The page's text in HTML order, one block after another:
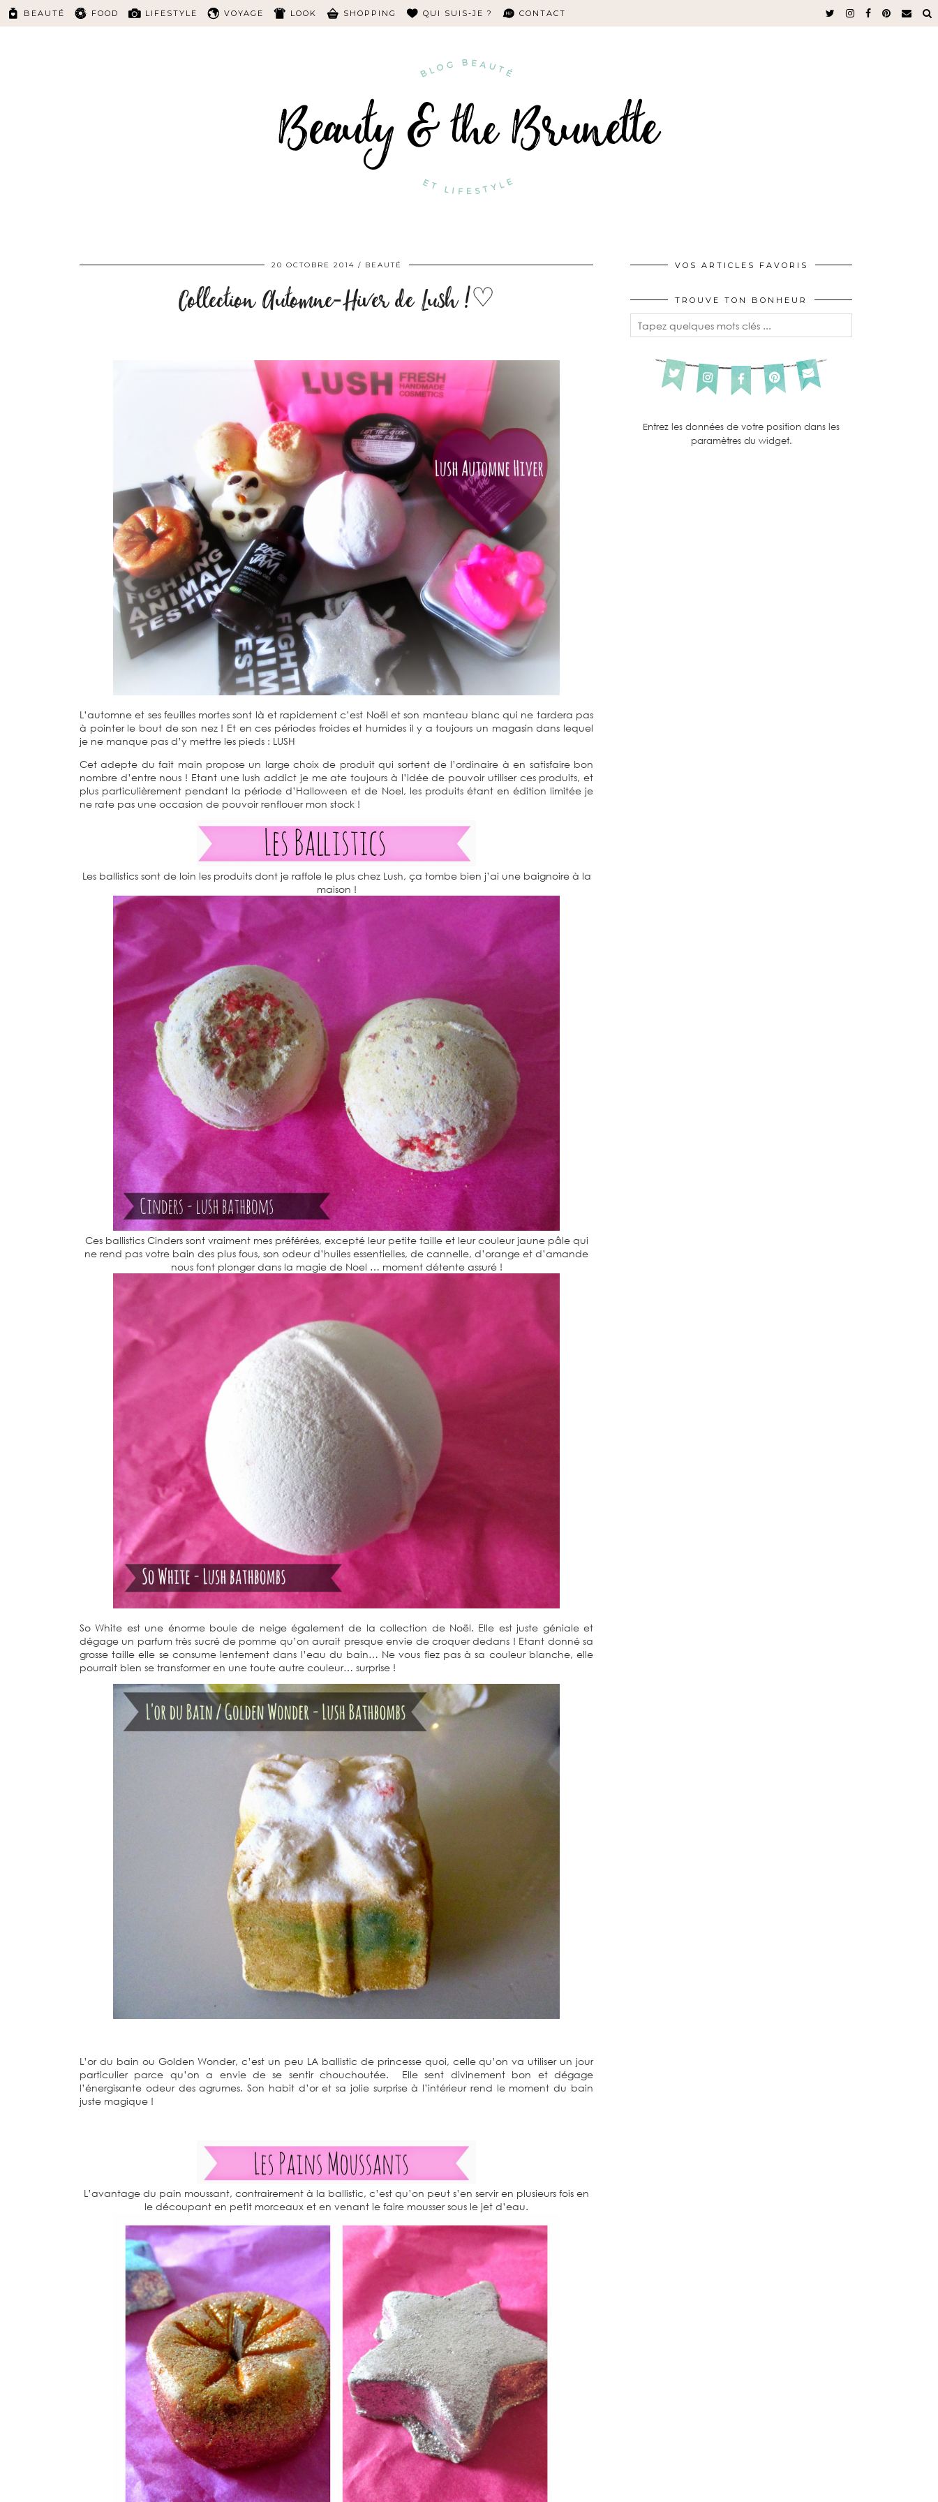
BEAUTÉ FOOD LIFESTYLE VOYAGE LOOK SHOPPING QUI SUIS-JE ? CONTACT
20 OCTOBRE 2014 BEAUTÉ
Collection Automne-Hiver de Lush !♡
L’automne et ses feuilles mortes sont là et rapidement c’est Noël et son manteau blanc qui ne tardera pas
à pointer le bout de son nez ! Et en ces périodes froides et humides il y a toujours un magasin dans lequel
je ne manque pas d’y mettre les pieds : LUSH
Cet adepte du fait main propose un large choix de produit qui sortent de l’ordinaire à en satisfaire bon
nombre d’entre nous ! Etant une lush addict je me ate toujours à l’idée de pouvoir utiliser ces produits, et
plus particulièrement pendant la période d’Halloween et de Noel, les produits étant en édition limitée je
ne rate pas une occasion de pouvoir renflouer mon stock !
Les ballistics sont de loin les produits dont je raffole le plus chez Lush, ça tombe bien j’ai une baignoire à la
maison !
Ces ballistics Cinders sont vraiment mes préférées, excepté leur petite taille et leur couleur jaune pâle qui
ne rend pas votre bain des plus fous, son odeur d’huiles essentielles, de cannelle, d’orange et d’amande
nous font plonger dans la magie de Noel … moment détente assuré !
So White est une énorme boule de neige également de la collection de Noël. Elle est juste géniale et
dégage un parfum très sucré de pomme qu’on aurait presque envie de croquer dedans ! Etant donné sa
grosse taille elle se consume lentement dans l’eau du bain… Ne vous fiez pas à sa couleur blanche, elle
pourrait bien se transformer en une toute autre couleur… surprise !
L’or du bain ou Golden Wonder, c’est un peu LA ballistic de princesse quoi, celle qu’on va utiliser un jour
particulier parce qu’on a envie de se sentir chouchoutée. Elle sent divinement bon et dégage
l’énergisante odeur des agrumes. Son habit d’or et sa jolie surprise à l’intérieur rend le moment du bain
juste magique !
L’avantage du pain moussant, contrairement à la ballistic, c’est qu’on peut s’en servir en plusieurs fois en
le découpant en petit morceaux et en venant le faire mousser sous le jet d’eau.
VOS ARTICLES FAVORIS
TROUVE TON BONHEUR
Entrez les données de votre position dans les
paramètres du widget.